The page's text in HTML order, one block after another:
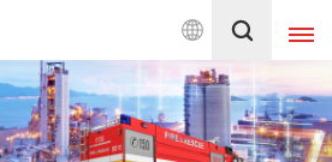
Deutsch
français